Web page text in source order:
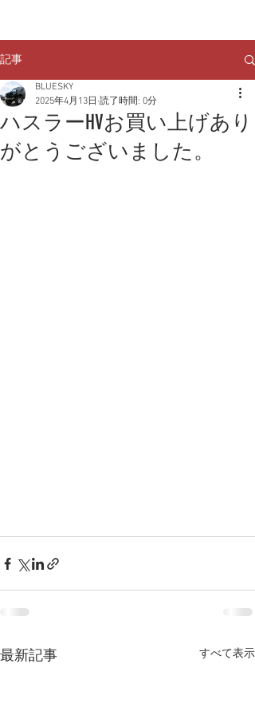
記事
ハスラーHVお買い上げあり
がとうございました。
BLUESKY
2025年4月13日 読了時間: 0分
最新記事 すべて表示